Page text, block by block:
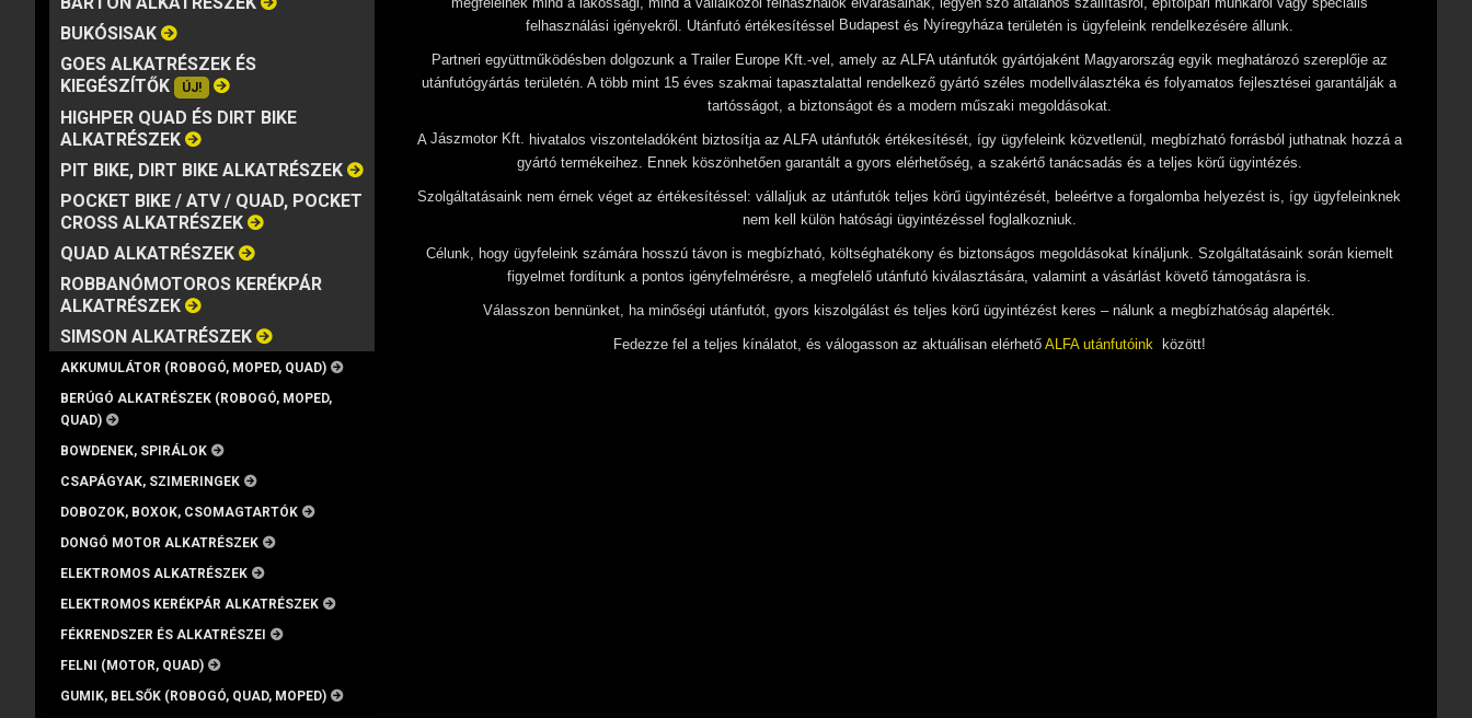
MÁRKA VISZKOZITÁS
BUKÓSISAK
GOES ALKATRÉSZEK ÉS
KIEGÉSZÍTŐK
ÚJ!
HIGHPER QUAD ÉS DIRT BIKE
ALKATRÉSZEK
PIT BIKE, DIRT BIKE ALKATRÉSZEK
POCKET BIKE / ATV / QUAD, POCKET
CROSS ALKATRÉSZEK
QUAD ALKATRÉSZEK
ROBBANÓMOTOROS KERÉKPÁR
ALKATRÉSZEK
SIMSON ALKATRÉSZEK
AKKUMULÁTOR (ROBOGÓ, MOPED, QUAD)
BERÚGÓ ALKATRÉSZEK (ROBOGÓ, MOPED,
QUAD)
BOWDENEK, SPIRÁLOK
CSAPÁGYAK, SZIMERINGEK
DOBOZOK, BOXOK, CSOMAGTARTÓK
DONGÓ MOTOR ALKATRÉSZEK
ELEKTROMOS ALKATRÉSZEK
ELEKTROMOS KERÉKPÁR ALKATRÉSZEK
FÉKRENDSZER ÉS ALKATRÉSZEI
FELNI (MOTOR, QUAD)
GUMIK, BELSŐK (ROBOGÓ, QUAD, MOPED)
felhasználási igényekről. Utánfutó értékesítéssel Budapestés Nyíregyházaterületén is ügyfeleink rendelkezésére állunk.
Partneri együttműködésben dolgozunk a Trailer Europe Kft.-vel, amely az ALFA utánfutók gyártójaként Magyarország egyik meghatározó szereplője az
utánfutógyártás területén. A több mint 15 éves szakmai tapasztalattal rendelkező gyártó széles modellválasztéka és folyamatos fejlesztései garantálják a
tartósságot, a biztonságot és a modern műszaki megoldásokat.
A Jászmotor Kft. hivatalos viszonteladóként biztosítja az ALFA utánfutók értékesítését, így ügyfeleink közvetlenül, megbízható forrásból juthatnak hozzá a
gyártó termékeihez. Ennek köszönhetően garantált a gyors elérhetőség, a szakértő tanácsadás és a teljes körű ügyintézés.
Szolgáltatásaink nem érnek véget az értékesítéssel: vállaljuk az utánfutók teljes körű ügyintézését, beleértve a forgalomba helyezést is, így ügyfeleinknek
nem kell külön hatósági ügyintézéssel foglalkozniuk.
Célunk, hogy ügyfeleink számára hosszú távon is megbízható, költséghatékony és biztonságos megoldásokat kínáljunk. Szolgáltatásaink során kiemelt
figyelmet fordítunk a pontos igényfelmérésre, a megfelelő utánfutó kiválasztására, valamint a vásárlást követő támogatásra is.
Válasszon bennünket, ha minőségi utánfutót, gyors kiszolgálást és teljes körű ügyintézést keres – nálunk a megbízhatóság alapérték.
Fedezze fel a teljes kínálatot, és válogasson az aktuálisan elérhető ALFA utánfutóink között!